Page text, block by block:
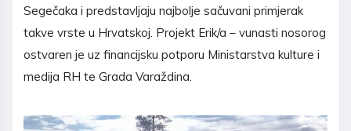
Segečaka i predstavljaju najbolje sačuvani primjerak
takve vrste u Hrvatskoj. Projekt Erik/a – vunasti nosorog
ostvaren je uz financijsku potporu Ministarstva kulture i
medija RH te Grada Varaždina.